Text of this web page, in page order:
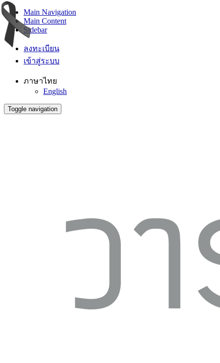
Main Navigation
Main Content
Sidebar
ลงทะเบียน
เข้าสู่ระบบ
ภาษาไทย
English
Toggle navigation